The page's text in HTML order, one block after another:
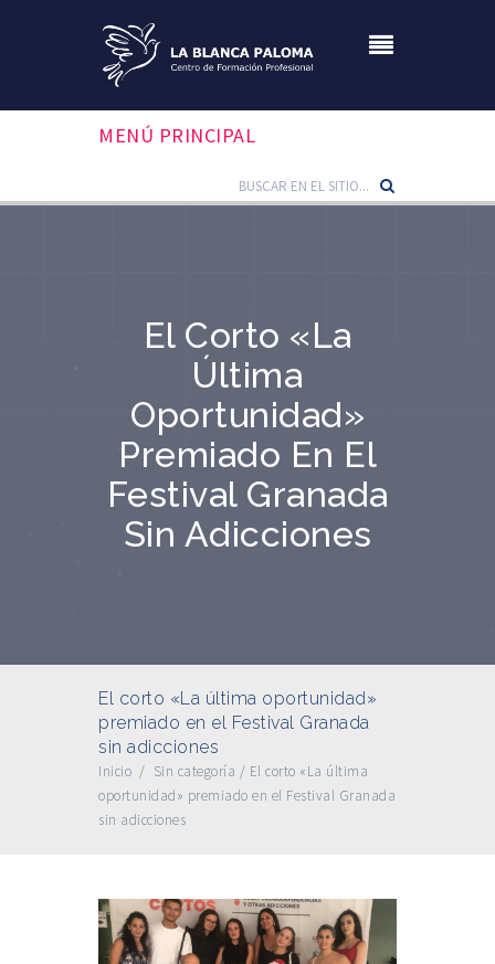
MENÚ PRINCIPAL
El Corto «La
Última
Oportunidad»
Premiado En El
Festival Granada
Sin Adicciones
El corto «La última oportunidad»
premiado en el Festival Granada
sin adicciones
Inicio / Sin categoría / El corto «La última
oportunidad» premiado en el Festival Granada
sin adicciones